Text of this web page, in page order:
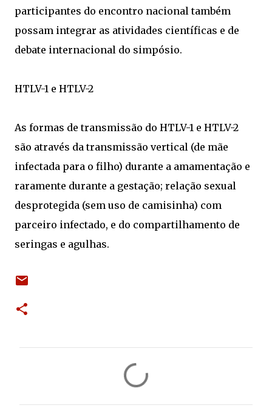
participantes do encontro nacional também
possam integrar as atividades científicas e de
debate internacional do simpósio.
HTLV-1 e HTLV-2
As formas de transmissão do HTLV-1 e HTLV-2
são através da transmissão vertical (de mãe
infectada para o filho) durante a amamentação e
raramente durante a gestação; relação sexual
desprotegida (sem uso de camisinha) com
parceiro infectado, e do compartilhamento de
seringas e agulhas.